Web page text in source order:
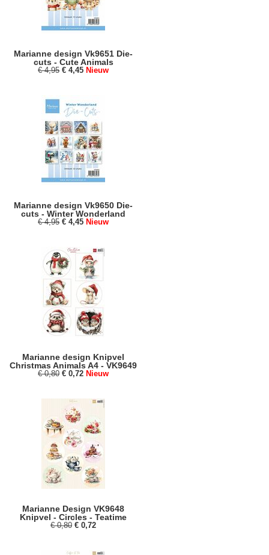
Marianne design Vk9651 Die-
cuts - Cute Animals
€ 4,95 € 4,45 Nieuw
Marianne design Vk9650 Die-
cuts - Winter Wonderland
€ 4,95 € 4,45 Nieuw
Marianne design Knipvel
Christmas Animals A4 - VK9649
€ 0,80 € 0,72 Nieuw
Marianne Design VK9648
Knipvel - Circles - Teatime
€ 0,80 € 0,72